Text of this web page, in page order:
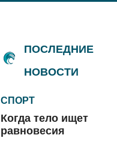
ПОСЛЕДНИЕ
НОВОСТИ
СПОРТ
Когда тело ищет
равновесия